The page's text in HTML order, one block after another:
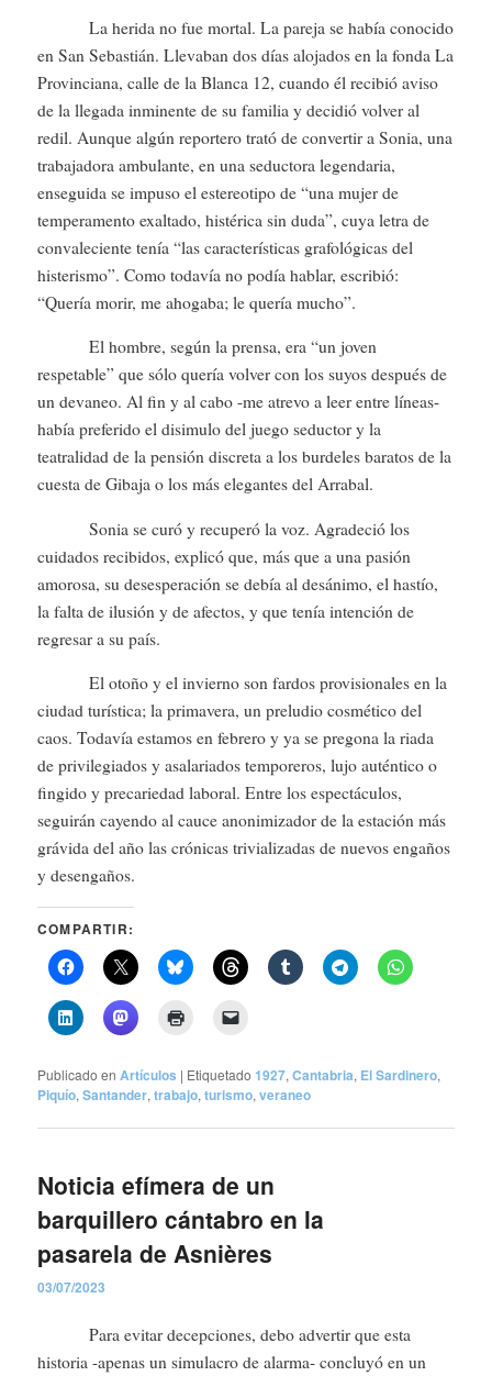
La herida no fue mortal. La pareja se había conocido
en San Sebastián. Llevaban dos días alojados en la fonda La
Provinciana, calle de la Blanca 12, cuando él recibió aviso
de la llegada inminente de su familia y decidió volver al
redil. Aunque algún reportero trató de convertir a Sonia, una
trabajadora ambulante, en una seductora legendaria,
enseguida se impuso el estereotipo de “una mujer de
temperamento exaltado, histérica sin duda”, cuya letra de
convaleciente tenía “las características grafológicas del
histerismo”. Como todavía no podía hablar, escribió:
“Quería morir, me ahogaba; le quería mucho”.
El hombre, según la prensa, era “un joven
respetable” que sólo quería volver con los suyos después de
un devaneo. Al fin y al cabo -me atrevo a leer entre líneas-
había preferido el disimulo del juego seductor y la
teatralidad de la pensión discreta a los burdeles baratos de la
cuesta de Gibaja o los más elegantes del Arrabal.
Sonia se curó y recuperó la voz. Agradeció los
cuidados recibidos, explicó que, más que a una pasión
amorosa, su desesperación se debía al desánimo, el hastío,
la falta de ilusión y de afectos, y que tenía intención de
regresar a su país.
El otoño y el invierno son fardos provisionales en la
ciudad turística; la primavera, un preludio cosmético del
caos. Todavía estamos en febrero y ya se pregona la riada
de privilegiados y asalariados temporeros, lujo auténtico o
fingido y precariedad laboral. Entre los espectáculos,
seguirán cayendo al cauce anonimizador de la estación más
grávida del año las crónicas trivializadas de nuevos engaños
y desengaños.
COMPARTIR:
Publicado en Artículos | Etiquetado 1927,Cantabria, El Sardinero,
Piquío,Santander,trabajo,turismo,veraneo
Noticia efímera de un
barquillero cántabro en la
pasarela de Asnières
03/07/2023
Para evitar decepciones, debo advertir que esta
historia -apenas un simulacro de alarma- concluyó en un